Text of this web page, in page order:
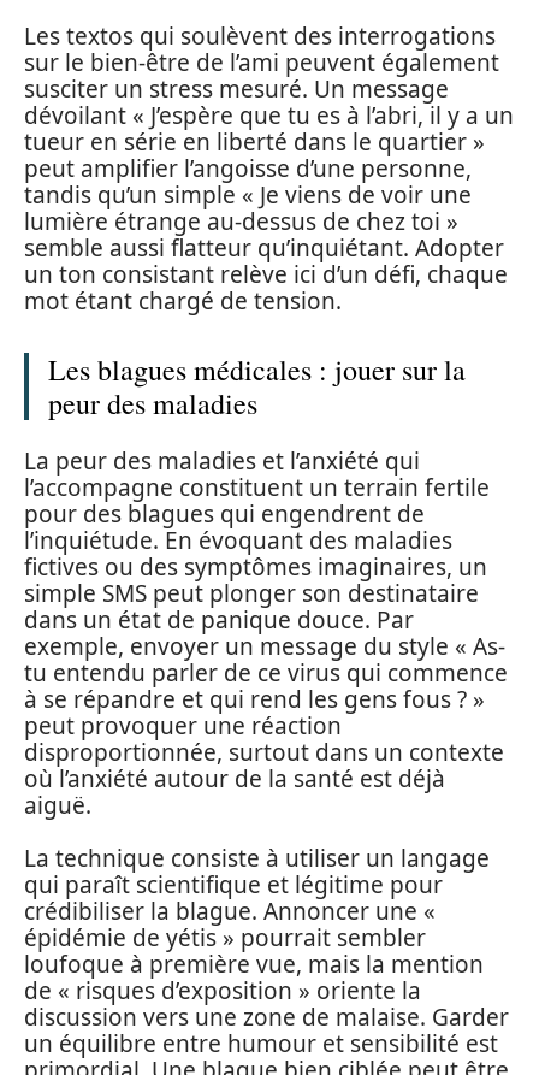
Les textos qui soulèvent des interrogations
sur le bien-être de l’ami peuvent également
susciter un stress mesuré. Un message
dévoilant « J’espère que tu es à l’abri, il y a un
tueur en série en liberté dans le quartier »
peut amplifier l’angoisse d’une personne,
tandis qu’un simple « Je viens de voir une
lumière étrange au-dessus de chez toi »
semble aussi flatteur qu’inquiétant. Adopter
un ton consistant relève ici d’un défi, chaque
mot étant chargé de tension.
Les blagues médicales : jouer sur la
peur des maladies
La peur des maladies et l’anxiété qui
l’accompagne constituent un terrain fertile
pour des blagues qui engendrent de
l’inquiétude. En évoquant des maladies
fictives ou des symptômes imaginaires, un
simple SMS peut plonger son destinataire
dans un état de panique douce. Par
exemple, envoyer un message du style « As-
tu entendu parler de ce virus qui commence
à se répandre et qui rend les gens fous ? »
peut provoquer une réaction
disproportionnée, surtout dans un contexte
où l’anxiété autour de la santé est déjà
aiguë.
La technique consiste à utiliser un langage
qui paraît scientifique et légitime pour
crédibiliser la blague. Annoncer une «
épidémie de yétis » pourrait sembler
loufoque à première vue, mais la mention
de « risques d’exposition » oriente la
discussion vers une zone de malaise. Garder
un équilibre entre humour et sensibilité est